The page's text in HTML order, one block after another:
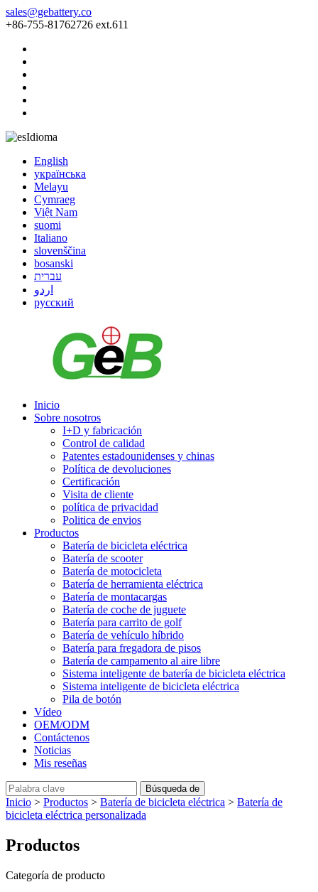
sales@gebattery.co
+86-755-81762726 ext.611
Idioma
English
українська
Melayu
Cymraeg
Việt Nam
suomi
Italiano
slovenščina
bosanski
עברית
اردو
русский
Inicio
Sobre nosotros
I+D y fabricación
Control de calidad
Patentes estadounidenses y chinas
Política de devoluciones
Certificación
Visita de cliente
política de privacidad
Politica de envios
Productos
Batería de bicicleta eléctrica
Batería de scooter
Batería de motocicleta
Batería de herramienta eléctrica
Batería de montacargas
Batería de coche de juguete
Batería para carrito de golf
Batería de vehículo híbrido
Batería para fregadora de pisos
Batería de campamento al aire libre
Sistema inteligente de batería de bicicleta eléctrica
Sistema inteligente de bicicleta eléctrica
Pila de botón
Vídeo
OEM/ODM
Contáctenos
Noticias
Mis reseñas
Inicio > Productos > Batería de bicicleta eléctrica > Batería de
bicicleta eléctrica personalizada
Productos
Categoría de producto